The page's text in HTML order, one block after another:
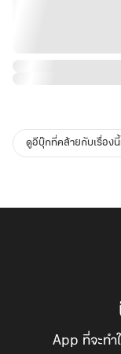
ดูอีบุ๊กที่คล้ายกับเรื่อง
App ที่จะท